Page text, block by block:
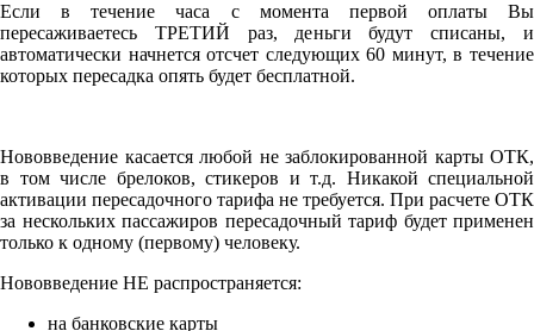
Если в течение часа с момента первой оплаты Вы
пересаживаетесь ТРЕТИЙ раз, деньги будут списаны, и
автоматически начнется отсчет следующих 60 минут, в течение
которых пересадка опять будет бесплатной.
Нововведение касается любой не заблокированной карты ОТК,
в том числе брелоков, стикеров и т.д. Никакой специальной
активации пересадочного тарифа не требуется. При расчете ОТК
за нескольких пассажиров пересадочный тариф будет применен
только к одному (первому) человеку.
Нововведение НЕ распространяется:
на банковские карты